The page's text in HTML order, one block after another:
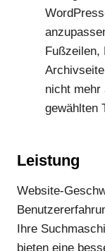
Fußzeilen,
nicht mehr
gewählten
Leistung
Website-
Ihre
bieten eine